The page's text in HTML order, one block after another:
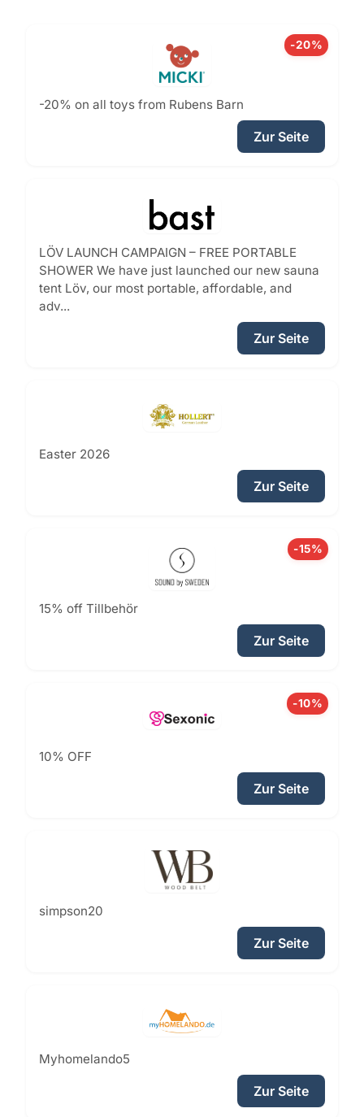
-20%
-20% on all toys from Rubens Barn
Zur Seite
LÖV LAUNCH CAMPAIGN – FREE PORTABLE
SHOWER We have just launched our new sauna
tent Löv, our most portable, affordable, and
adv...
Zur Seite
Easter 2026
Zur Seite
-15%
15% off Tillbehör
Zur Seite
-10%
10% OFF
Zur Seite
simpson20
Zur Seite
Myhomelando5
Zur Seite